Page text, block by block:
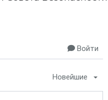
Войти
Новейшие